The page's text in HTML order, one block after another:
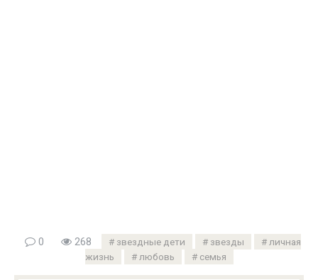
0 268 звездные дети звезды
личная
жизнь
любовь семья